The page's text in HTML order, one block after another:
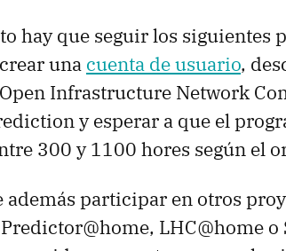
hay que seguir los siguientes
una cuenta de usuario,
Infrastructure Network
y esperar a que el
300 y 1100 hores según el
participar en otros
LHC@home o